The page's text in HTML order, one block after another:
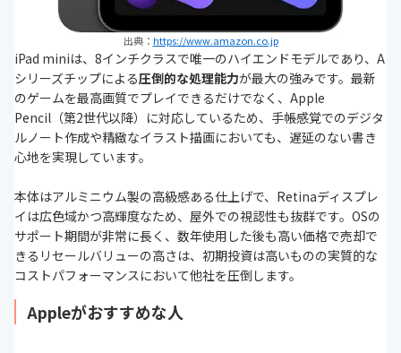
出典： https://www.amazon.co.jp
iPad miniは、8インチクラスで唯一のハイエンドモデルであり、A
シリーズチップによる圧倒的な処理能力が最大の強みです。最新
のゲームを最高画質でプレイできるだけでなく、Apple
Pencil（第2世代以降）に対応しているため、手帳感覚でのデジタ
ルノート作成や精緻なイラスト描画においても、遅延のない書き
心地を実現しています。
本体はアルミニウム製の高級感ある仕上げで、Retinaディスプレ
イは広色域かつ高輝度なため、屋外での視認性も抜群です。OSの
サポート期間が非常に長く、数年使用した後も高い価格で売却で
きるリセールバリューの高さは、初期投資は高いものの実質的な
コストパフォーマンスにおいて他社を圧倒します。
Appleがおすすめな人